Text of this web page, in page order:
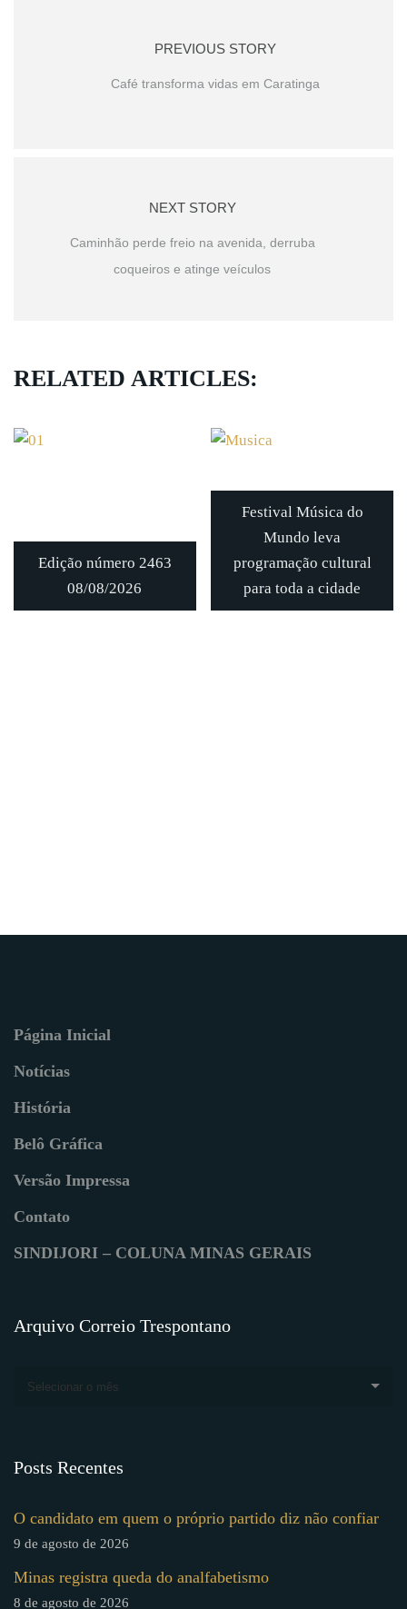
PREVIOUS STORY
Café transforma vidas em Caratinga
NEXT STORY
Caminhão perde freio na avenida, derruba
coqueiros e atinge veículos
RELATED ARTICLES:
Edição número 2463
08/08/2026
Festival Música do
Mundo leva
programação cultural
para toda a cidade
Página Inicial
Notícias
História
Belô Gráfica
Versão Impressa
Contato
SINDIJORI – COLUNA MINAS GERAIS
Arquivo Correio Trespontano
Selecionar o mês
Posts Recentes
O candidato em quem o próprio partido diz não confiar
9 de agosto de 2026
Minas registra queda do analfabetismo
8 de agosto de 2026